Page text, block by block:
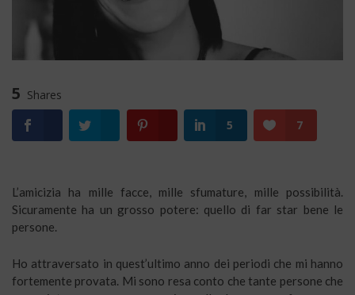
5 Shares
5
7
L’amicizia ha mille facce, mille sfumature, mille possibilità.
Sicuramente ha un grosso potere: quello di far star bene le
persone.
Ho attraversato in quest’ultimo anno dei periodi che mi hanno
fortemente provata. Mi sono resa conto che tante persone che